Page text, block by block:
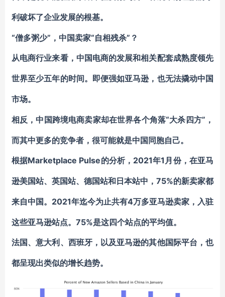
利破坏了企业发展的根基。
“僧多粥少”，中国卖家“自相残杀”？
从电商行业来看，中国电商的发展和相关配套成熟度领先
世界至少五年的时间。即便强如亚马逊，也无法撬动中国
市场。
相反，中国跨境电商卖家却在世界各个角落“大杀四方”，
而其中更多的竞争者，很可能就是中国同胞自己。
根据Marketplace Pulse的分析， 2021年1月份，在亚马
逊美国站、英国站、德国站和日本站中， 75%的新卖家都
来自中国。 2021年迄今为止共有4万多亚马逊卖家，入驻
这些亚马逊站点。75%是这四个站点的平均值。
法国、意大利、西班牙，以及亚马逊的其他国际平台，也
都呈现出类似的增长趋势。